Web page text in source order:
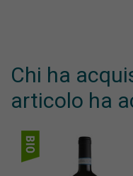
Chi ha
articolo ha